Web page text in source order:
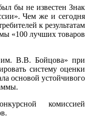
бы не известен Знак
Чем же и сегодня
к результатам
«100 лучших товаров
В.В. Бойцова» при
систему оценки
основой устойчивого
комиссией